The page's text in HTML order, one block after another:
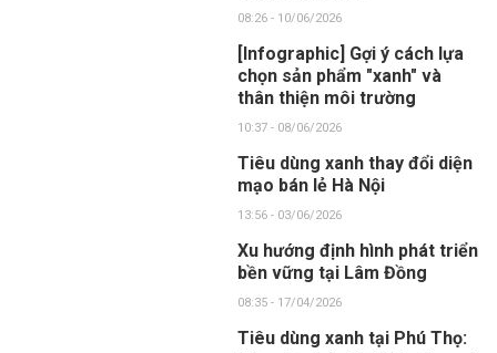
08:26 - 10/06/2026
[Infographic] Gợi ý cách lựa
chọn sản phẩm "xanh" và
thân thiện môi trường
10:37 - 08/06/2026
Tiêu dùng xanh thay đổi diện
mạo bán lẻ Hà Nội
13:56 - 03/06/2026
Xu hướng định hình phát triển
bền vững tại Lâm Đồng
08:35 - 17/04/2026
Tiêu dùng xanh tại Phú Thọ: